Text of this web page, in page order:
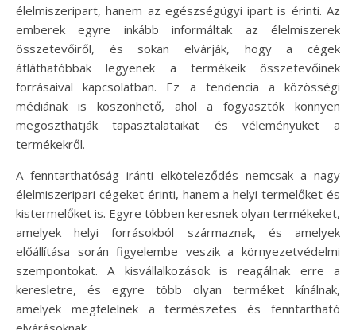
élelmiszeripart, hanem az egészségügyi ipart is érinti. Az
emberek egyre inkább informáltak az élelmiszerek
összetevőiről, és sokan elvárják, hogy a cégek
átláthatóbbak legyenek a termékeik összetevőinek
forrásaival kapcsolatban. Ez a tendencia a közösségi
médiának is köszönhető, ahol a fogyasztók könnyen
megoszthatják tapasztalataikat és véleményüket a
termékekről.
A fenntarthatóság iránti elköteleződés nemcsak a nagy
élelmiszeripari cégeket érinti, hanem a helyi termelőket és
kistermelőket is. Egyre többen keresnek olyan termékeket,
amelyek helyi forrásokból származnak, és amelyek
előállítása során figyelembe veszik a környezetvédelmi
szempontokat. A kisvállalkozások is reagálnak erre a
keresletre, és egyre több olyan terméket kínálnak,
amelyek megfelelnek a természetes és fenntartható